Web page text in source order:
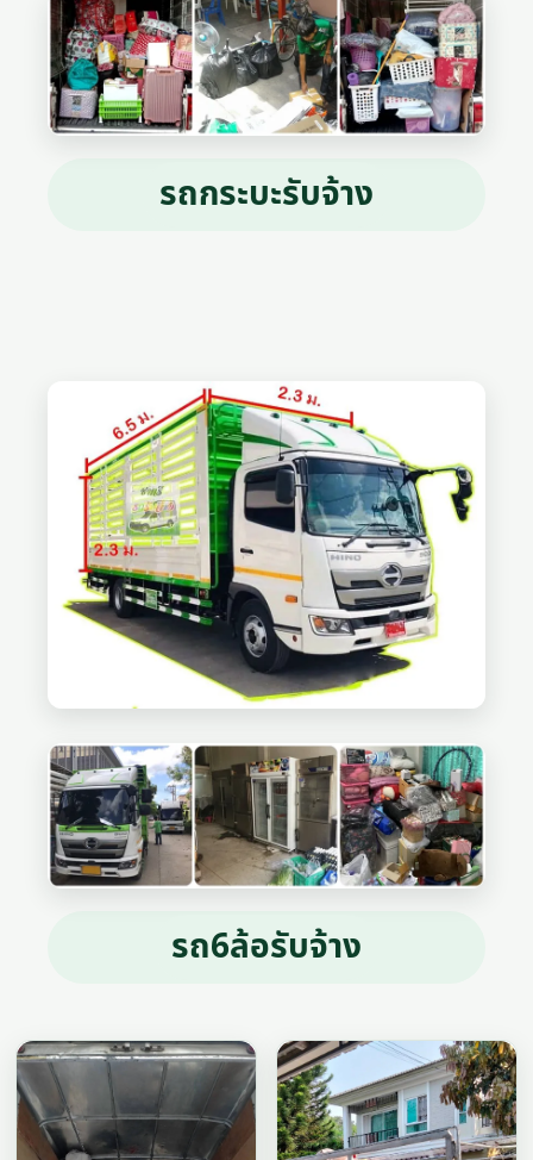
รถกระบะรับจ้าง
รถ6ล้อรับจ้าง